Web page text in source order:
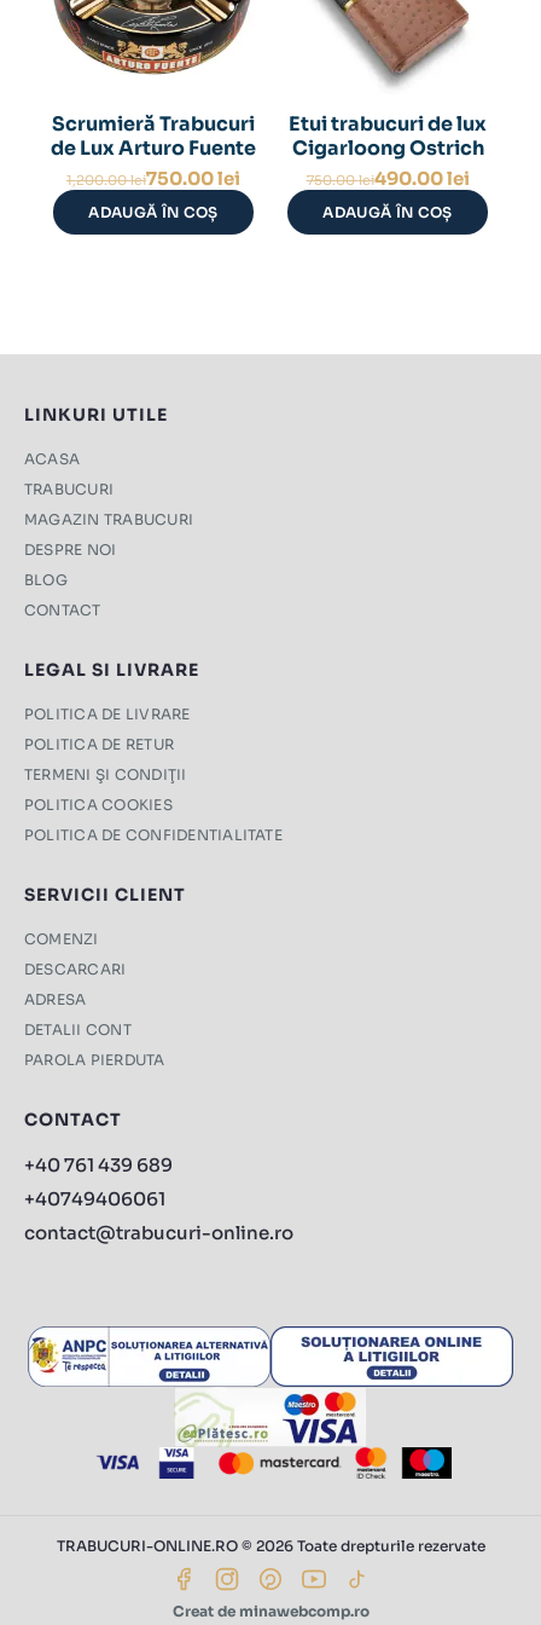
Scrumieră Trabucuri
de Lux Arturo Fuente
1,200.00lei Prețul
inițial
a
fost:
750.00lei
Prețul
curent
este:
750.00 lei.
ADAUGĂ ÎN COȘ
Etui trabucuri de lux
Cigarloong Ostrich
750.00lei
Prețul
inițial
a
fost:
490.00lei
Prețul
curent
este:
490.00 lei.
ADAUGĂ ÎN COȘ
LINKURI UTILE
ACASA
TRABUCURI
MAGAZIN TRABUCURI
DESPRE NOI
BLOG
CONTACT
LEGAL SI LIVRARE
POLITICA DE LIVRARE
POLITICA DE RETUR
TERMENI ŞI CONDIŢII
POLITICA COOKIES
POLITICA DE CONFIDENTIALITATE
SERVICII CLIENT
COMENZI
DESCARCARI
ADRESA
DETALII CONT
PAROLA PIERDUTA
CONTACT
+40 761 439 689
+40749406061
contact@trabucuri-online.ro
TRABUCURI-ONLINE.RO © 2026 Toate drepturile rezervate
Creat de minawebcomp.ro